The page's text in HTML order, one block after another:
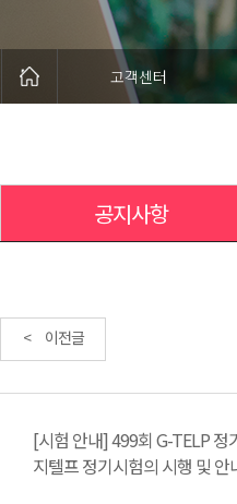
고객센터
공지사항
< 이전글
[시험 안내] 499회 G-TELP 정
지텔프 정기시험의 시행 및